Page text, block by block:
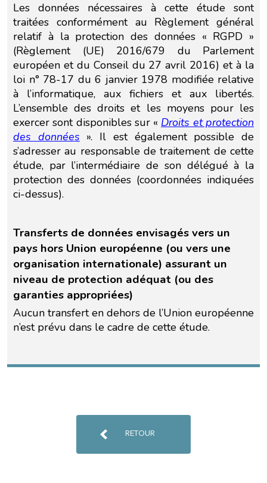
Les données nécessaires à cette étude sont
traitées conformément au Règlement général
relatif à la protection des données « RGPD »
(Règlement (UE) 2016/679 du Parlement
européen et du Conseil du 27 avril 2016) et à la
loi n° 78-17 du 6 janvier 1978 modifiée relative
à l’informatique, aux fichiers et aux libertés.
L’ensemble des droits et les moyens pour les
exercer sont disponibles sur « Droits et protection
des données ». Il est également possible de
s’adresser au responsable de traitement de cette
étude, par l’intermédiaire de son délégué à la
protection des données (coordonnées indiquées
ci-dessus).
Transferts de données envisagés vers un
pays hors Union européenne (ou vers une
organisation internationale) assurant un
niveau de protection adéquat (ou des
garanties appropriées)
Aucun transfert en dehors de l’Union européenne
n’est prévu dans le cadre de cette étude.
RETOUR